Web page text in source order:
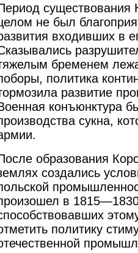
существования
не был
входивших в
бременем
политика
развитие
конъюнктура
сукна,
образования
создались
в
политику